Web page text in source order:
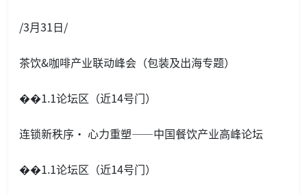
/3月31日/
茶饮&咖啡产业联动峰会（包装及出海专题）
��1.1论坛区（近14号门）
连锁新秩序· 心力重塑——中国餐饮产业高峰论坛
��1.1论坛区（近14号门）